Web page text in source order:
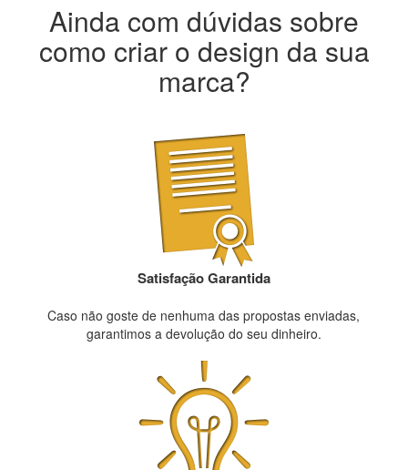
Ainda com dúvidas sobre
como criar o design da sua
marca?
Satisfação Garantida
Caso não goste de nenhuma das propostas enviadas,
garantimos a devolução do seu dinheiro.